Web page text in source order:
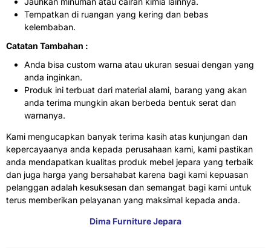
Tempatkan di ruangan yang kering dan bebas
kelembaban.
Catatan Tambahan :
Anda bisa custom warna atau ukuran sesuai dengan yang
anda inginkan.
Produk ini terbuat dari material alami, barang yang akan
anda terima mungkin akan berbeda bentuk serat dan
warnanya.
Kami mengucapkan banyak terima kasih atas kunjungan dan
kepercayaanya anda kepada perusahaan kami, kami pastikan
anda mendapatkan kualitas produk mebel jepara yang terbaik
dan juga harga yang bersahabat karena bagi kami kepuasan
pelanggan adalah kesuksesan dan semangat bagi kami untuk
terus memberikan pelayanan yang maksimal kepada anda.
Dima Furniture Jepara